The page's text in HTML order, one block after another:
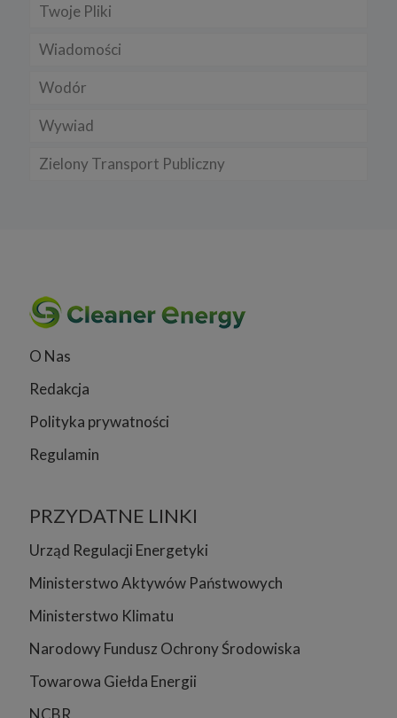
Twoje Pliki
Wiadomości
Wodór
Wywiad
Zielony Transport Publiczny
O Nas
Redakcja
Polityka prywatności
Regulamin
PRZYDATNE LINKI
Urząd Regulacji Energetyki
Ministerstwo Aktywów Państwowych
Ministerstwo Klimatu
Narodowy Fundusz Ochrony Środowiska
Towarowa Giełda Energii
NCBR